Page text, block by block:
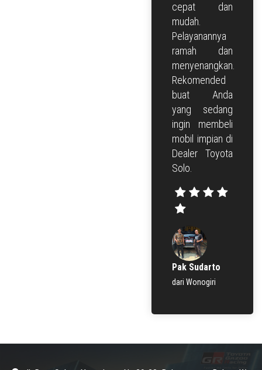
cepat dan
mudah.
Pelayanannya
ramah dan
menyenangkan.
Rekomended
buat Anda
yang sedang
ingin membeli
mobil impian di
Dealer Toyota
Solo.
Pak Sudarto
dari Wonogiri